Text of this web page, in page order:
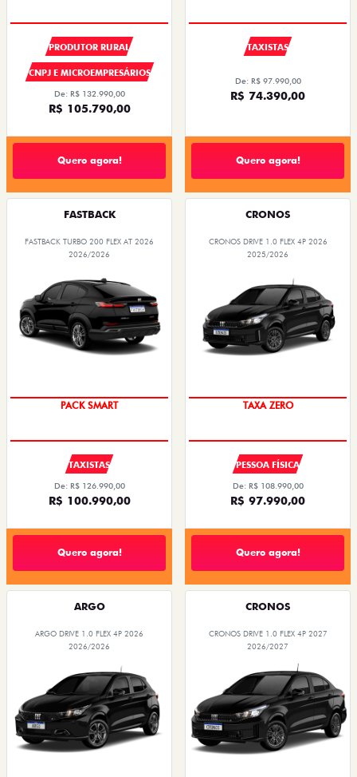
PRODUTOR RURAL
CNPJ E MICROEMPRESÁRIOS
De: R$ 132.990,00
R$ 105.790,00
Quero agora!
TAXISTAS
De: R$ 97.990,00
R$ 74.390,00
Quero agora!
FASTBACK
FASTBACK TURBO 200 FLEX AT 2026
2026/2026
PACK SMART
TAXISTAS
De: R$ 126.990,00
R$ 100.990,00
Quero agora!
CRONOS
CRONOS DRIVE 1.0 FLEX 4P 2026
2025/2026
TAXA ZERO
PESSOA FÍSICA
De: R$ 108.990,00
R$ 97.990,00
Quero agora!
ARGO
ARGO DRIVE 1.0 FLEX 4P 2026
2026/2026
CRONOS
CRONOS DRIVE 1.0 FLEX 4P 2027
2026/2027